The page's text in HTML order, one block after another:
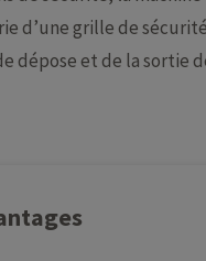
d’une grille de
dépose et de la sortie